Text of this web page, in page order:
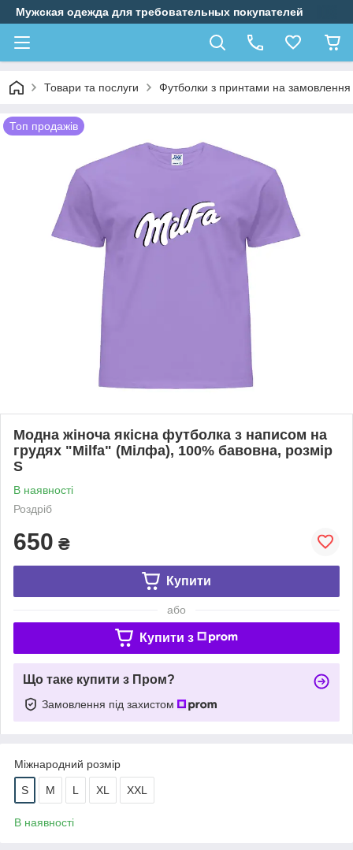
Мужская одежда для требовательных покупателей
Товари та послуги Футболки з принтами на замовлення
Топ продажів
Модна жіноча якісна футболка з написом на
грудях "Milfa" (Мілфа), 100% бавовна, розмір
S
В наявності
Роздріб
650 ₴
Купити
або
Купити з
Що таке купити з Пром?
Замовлення під захистом
Міжнародний розмір
S M L XL XXL
В наявності